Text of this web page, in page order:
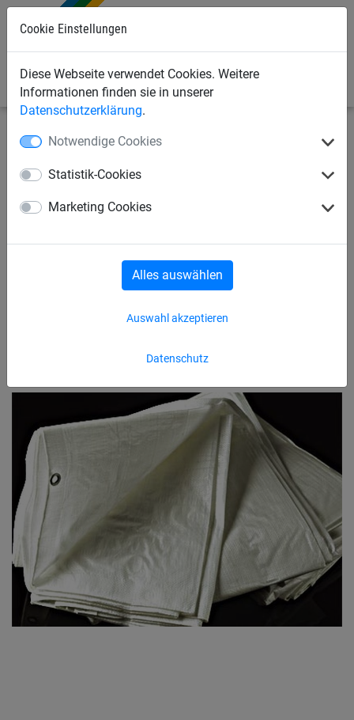
Cookie Einstellungen
Diese Webseite verwendet Cookies. Weitere
Informationen finden sie in unserer
Datenschutzerklärung.
Notwendige Cookies
Statistik-Cookies
Marketing Cookies
Datenschutz
Auswahl akzeptieren
Alles auswählen
Bauschutznetze
Planen für Industrie- und Baubereich
Plane aus Polyethylen, ca. 140
g/m², Größe: 10 x 15 m